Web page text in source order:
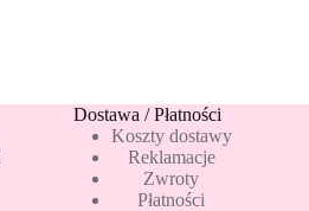
Dostawa / Płatności
Koszty dostawy
Reklamacje
Zwroty
Płatności